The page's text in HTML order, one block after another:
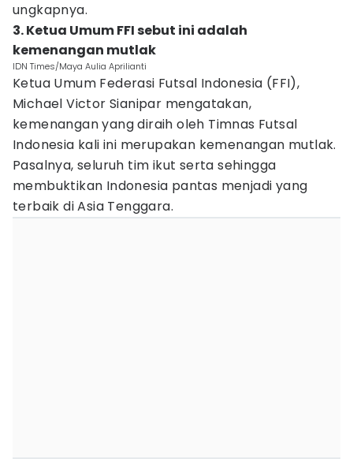
ungkapnya.
3. Ketua Umum FFI sebut ini adalah
kemenangan mutlak
IDN Times/Maya Aulia Aprilianti
Ketua Umum Federasi Futsal Indonesia (FFI),
Michael Victor Sianipar mengatakan,
kemenangan yang diraih oleh Timnas Futsal
Indonesia kali ini merupakan kemenangan mutlak.
Pasalnya, seluruh tim ikut serta sehingga
membuktikan Indonesia pantas menjadi yang
terbaik di Asia Tenggara.